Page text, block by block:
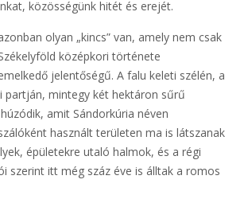
közösségünk hitét és erejét.
olyan „kincs” van, amely nem csak
középkori története
elkedő jelentőségű. A falu keleti szélén, a
partján, mintegy két hektáron sűrű
amit Sándorkúria néven
használt területen ma is látszanak
épületekre utaló halmok, és a régi
szerint itt még száz éve is álltak a romos